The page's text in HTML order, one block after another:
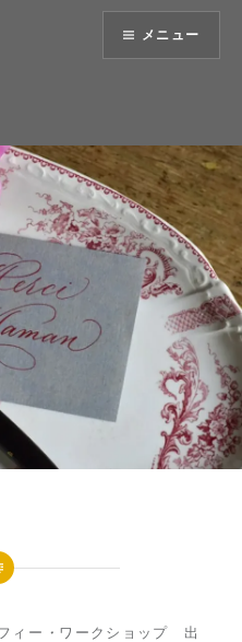
メニュー
ィー ・ ワークショップ 出